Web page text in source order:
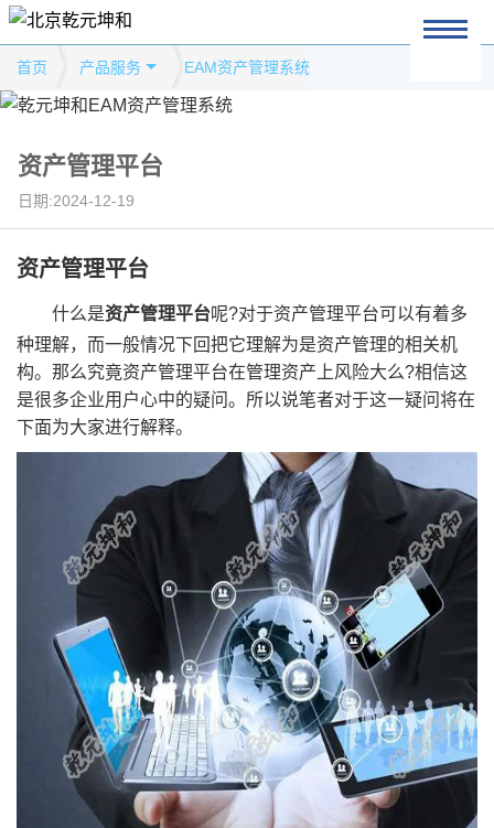
首页 产品服务 EAM资产管理系统
资产管理平台
日期:2024-12-19
资产管理平台
什么是资产管理平台呢?对于资产管理平台可以有着多
种理解，而一般情况下回把它理解为是资产管理的相关机
构。那么究竟资产管理平台在管理资产上风险大么?相信这
是很多企业用户心中的疑问。所以说笔者对于这一疑问将在
下面为大家进行解释。